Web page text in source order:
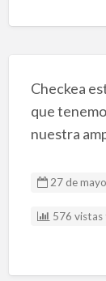
Checkea
que
nuestra
27 de
576